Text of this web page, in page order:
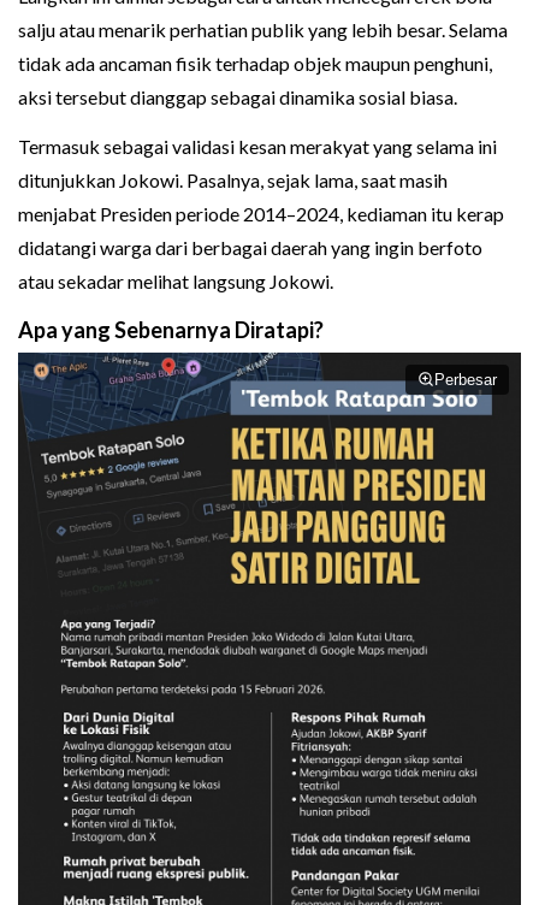
salju atau menarik perhatian publik yang lebih besar. Selama
tidak ada ancaman fisik terhadap objek maupun penghuni,
aksi tersebut dianggap sebagai dinamika sosial biasa.
Termasuk sebagai validasi kesan merakyat yang selama ini
ditunjukkan Jokowi. Pasalnya, sejak lama, saat masih
menjabat Presiden periode 2014–2024, kediaman itu kerap
didatangi warga dari berbagai daerah yang ingin berfoto
atau sekadar melihat langsung Jokowi.
Apa yang Sebenarnya Diratapi?
Perbesar